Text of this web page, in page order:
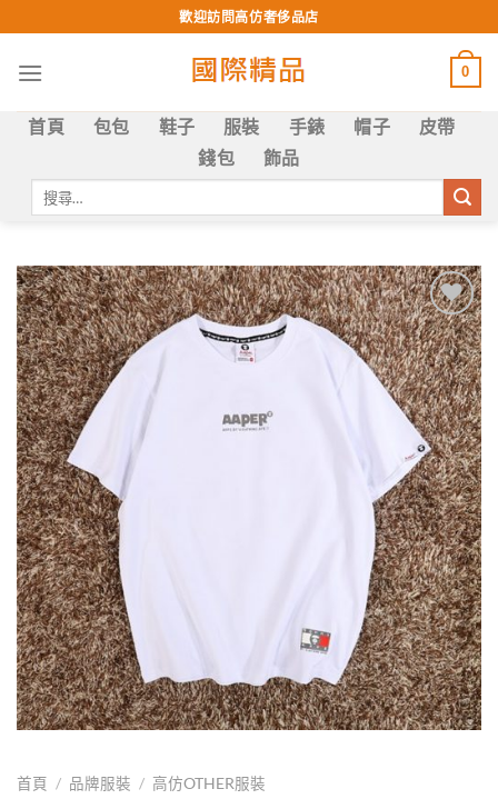
to
content
歡迎訪問高仿奢侈品店
0
首頁 包包 鞋子 服裝 手錶 帽子
皮帶
錢包
飾品
字:
Add to
wishlist
首頁 / 品牌服裝 / 高仿OTHER服裝